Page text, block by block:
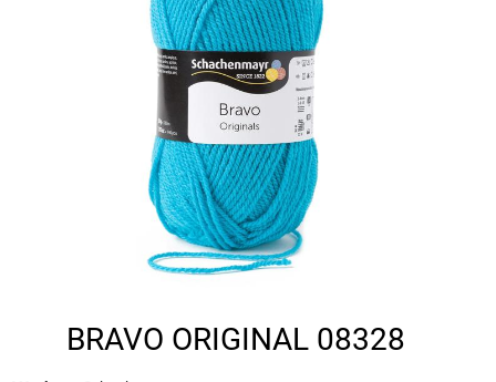
BRAVO ORIGINAL 08328